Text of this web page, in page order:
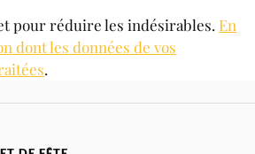
pour réduire les indésirables. En
dont les données de vos
.